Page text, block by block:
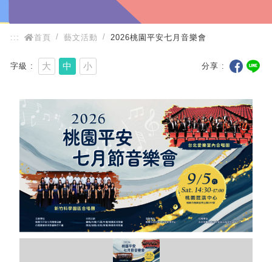
::: 首頁 藝文活動 2026桃園平安七月音樂會
字級 大 中 小 分享